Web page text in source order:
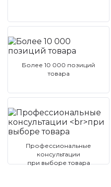
Более 10 000 позиций
товара
Профессиональные
консультации
при выборе товара